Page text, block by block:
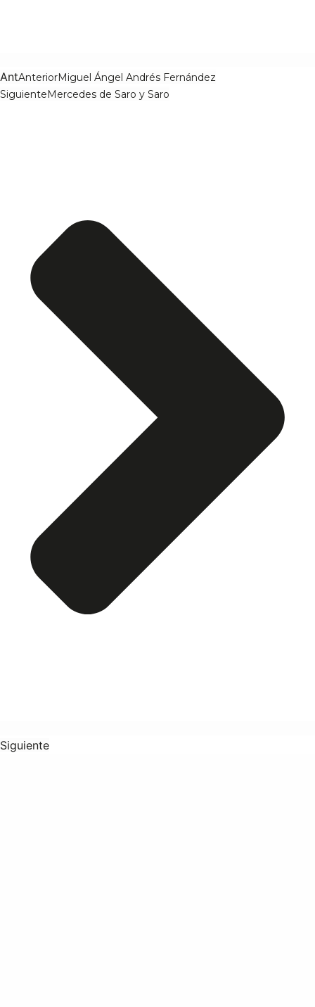
AntAnteriorMiguel Ángel Andrés Fernández
SiguienteMercedes de Saro y Saro
Siguiente